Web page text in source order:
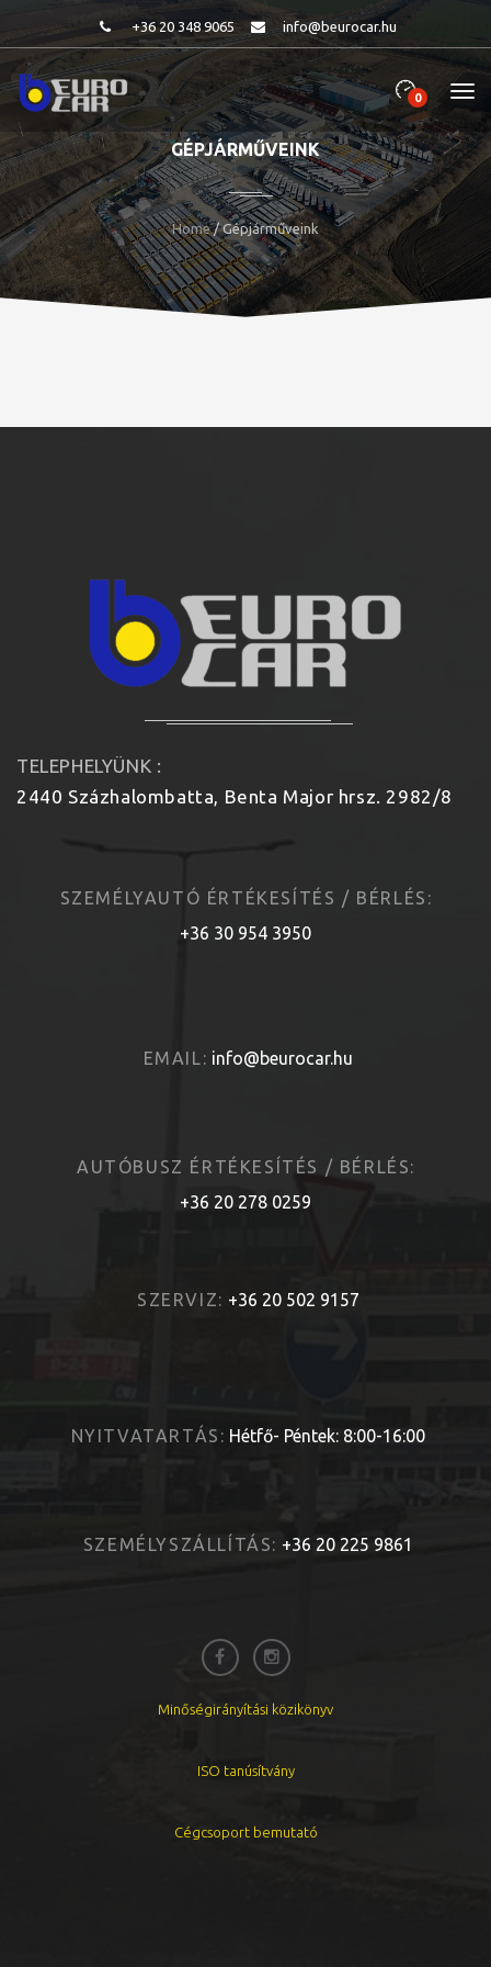
+36 20 348 9065 info@beurocar.hu
0
GÉPJÁRMŰVEINK
Home/ Gépjárműveink
TELEPHELYÜNK :
2440 Százhalombatta, Benta Major hrsz. 2982/8
SZEMÉLYAUTÓ ÉRTÉKESÍTÉS / BÉRLÉS:
+36 30 954 3950
EMAIL: info@beurocar.hu
AUTÓBUSZ ÉRTÉKESÍTÉS / BÉRLÉS:
+36 20 278 0259
SZERVIZ: +36 20 502 9157
NYITVATARTÁS: Hétfő- Péntek: 8:00-16:00
SZEMÉLYSZÁLLÍTÁS: +36 20 225 9861
Minőségirányítási közikönyv
ISO tanúsítvány
Cégcsoport bemutató